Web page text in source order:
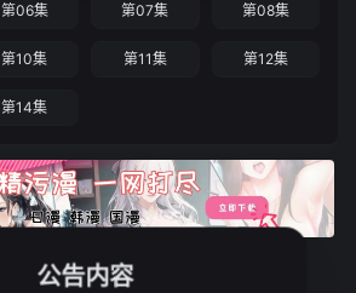
第06集 第07集 第08集
第10集 第11集 第12集
第14集
公告内容